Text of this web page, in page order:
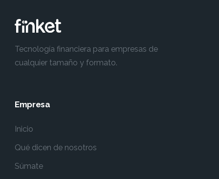
Tecnología financiera para empresas de
cualquier tamaño y formato.
Empresa
Inicio
Qué dicen de nosotros
Súmate